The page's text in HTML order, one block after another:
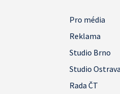
Pro média
Reklama
Studio Brno
Studio Ostrava
Rada ČT